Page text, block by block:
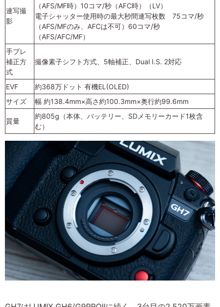
連写撮
影
（AFS/MF時）10コマ/秒（AFC時）（LV）
電子シャッター使用時の最大秒間連写枚数 75コマ/秒
（AFS/MFのみ、AFCは不可）60コマ/秒
（AFS/AFC/MF）
手ブレ
補正方
式
撮像素子シフト方式、5軸補正、Dual I.S. 2対応
EVF
約368万ドット 有機EL(OLED)
サイズ
幅 約138.4mm×高さ約100.3mm×奥行約99.6mm
質量
約805g（本体、バッテリー、SDメモリーカード1枚含
む）